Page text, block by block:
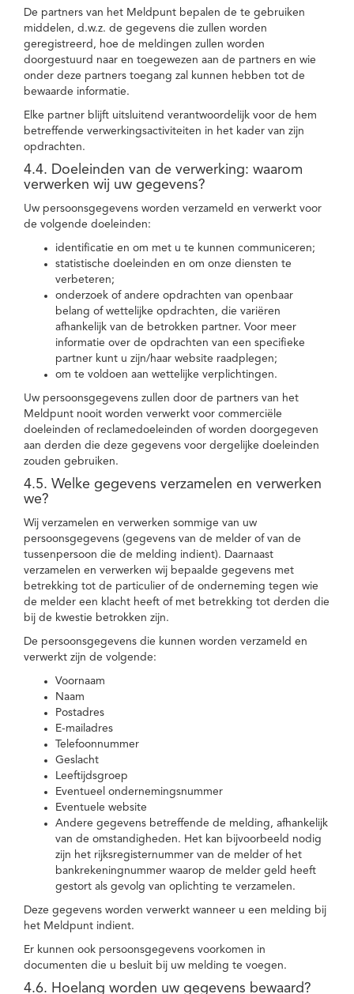
De partners van het Meldpunt bepalen de te gebruiken
middelen, d.w.z. de gegevens die zullen worden
geregistreerd, hoe de meldingen zullen worden
doorgestuurd naar en toegewezen aan de partners en wie
onder deze partners toegang zal kunnen hebben tot de
bewaarde informatie.
Elke partner blijft uitsluitend verantwoordelijk voor de hem
betreffende verwerkingsactiviteiten in het kader van zijn
opdrachten.
4.4. Doeleinden van de verwerking: waarom
verwerken wij uw gegevens?
Uw persoonsgegevens worden verzameld en verwerkt voor
de volgende doeleinden:
identificatie en om met u te kunnen communiceren;
statistische doeleinden en om onze diensten te
verbeteren;
onderzoek of andere opdrachten van openbaar
belang of wettelijke opdrachten, die variëren
afhankelijk van de betrokken partner. Voor meer
informatie over de opdrachten van een specifieke
partner kunt u zijn/haar website raadplegen;
om te voldoen aan wettelijke verplichtingen.
Uw persoonsgegevens zullen door de partners van het
Meldpunt nooit worden verwerkt voor commerciële
doeleinden of reclamedoeleinden of worden doorgegeven
aan derden die deze gegevens voor dergelijke doeleinden
zouden gebruiken.
4.5. Welke gegevens verzamelen en verwerken
we?
Wij verzamelen en verwerken sommige van uw
persoonsgegevens (gegevens van de melder of van de
tussenpersoon die de melding indient). Daarnaast
verzamelen en verwerken wij bepaalde gegevens met
betrekking tot de particulier of de onderneming tegen wie
de melder een klacht heeft of met betrekking tot derden die
bij de kwestie betrokken zijn.
De persoonsgegevens die kunnen worden verzameld en
verwerkt zijn de volgende:
Voornaam
Naam
Postadres
E-mailadres
Telefoonnummer
Geslacht
Leeftijdsgroep
Eventueel ondernemingsnummer
Eventuele website
Andere gegevens betreffende de melding, afhankelijk
van de omstandigheden. Het kan bijvoorbeeld nodig
zijn het rijksregisternummer van de melder of het
bankrekeningnummer waarop de melder geld heeft
gestort als gevolg van oplichting te verzamelen.
Deze gegevens worden verwerkt wanneer u een melding bij
het Meldpunt indient.
Er kunnen ook persoonsgegevens voorkomen in
documenten die u besluit bij uw melding te voegen.
4.6. Hoelang worden uw gegevens bewaard?